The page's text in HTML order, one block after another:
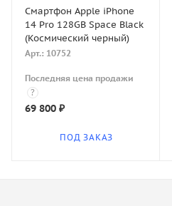
Смартфон Apple iPhone
14 Pro 128GB Space Black
(Космический черный)
Арт.: 10752
Последняя цена продажи
?
69 800 ₽
ПОД ЗАКАЗ